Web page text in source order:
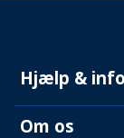
Hjælp &
Om os